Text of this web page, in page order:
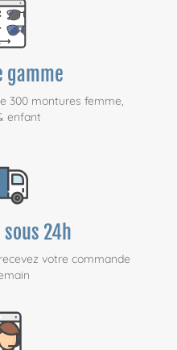
gamme
300 montures femme,
enfant
24h
votre commande